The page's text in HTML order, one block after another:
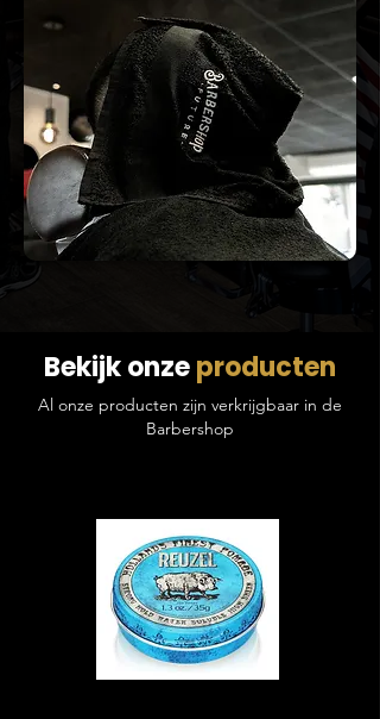
Bekijk onzeproducten
Al onze producten zijn verkrijgbaar in de
Barbershop